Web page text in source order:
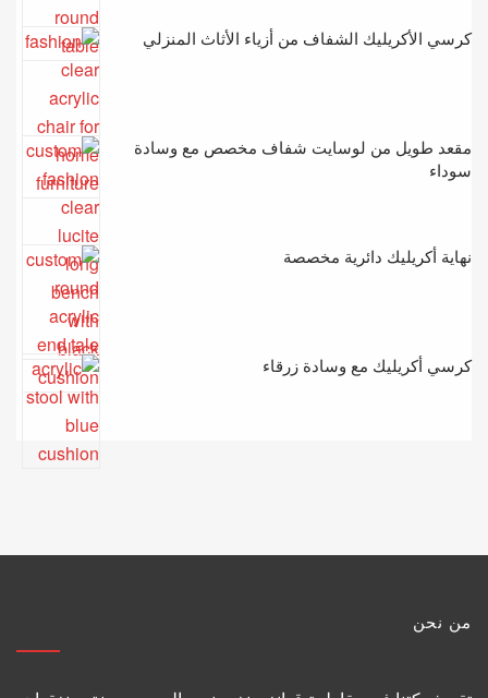
كرسي الأكريليك الشفاف من أزياء الأثاث المنزلي
مقعد طويل من لوسايت شفاف مخصص مع وسادة
سوداء
نهاية أكريليك دائرية مخصصة
كرسي أكريليك مع وسادة زرقاء
من نحن